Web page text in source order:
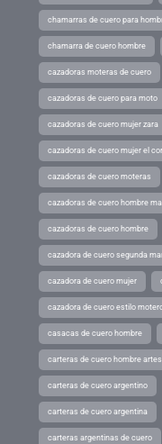
chamarras de cuero para
chamarra de cuero hombre
cazadoras moteras de cuero
cazadoras de cuero para moto
cazadoras de cuero mujer zara
cazadoras de cuero mujer el
cazadoras de cuero moteras
cazadoras de cuero hombre
cazadoras de cuero hombre
cazadora de cuero segunda
cazadora de cuero mujer
cazadora de cuero estilo
casacas de cuero hombre
carteras de cuero hombre
carteras de cuero argentino
carteras de cuero argentina
carteras argentinas de cuero